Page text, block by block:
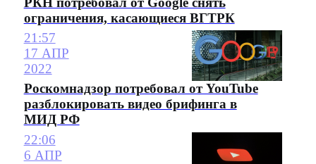
ограничения, касающиеся ВГТРК
21:57
17 АПР
2022
Роскомнадзор потребовал от YouTube
разблокировать видео брифинга в
МИД РФ
22:06
6 АПР